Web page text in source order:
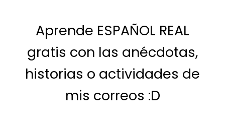
Aprende ESPAÑOL REAL
gratis con las anécdotas,
historias o actividades de
mis correos :D